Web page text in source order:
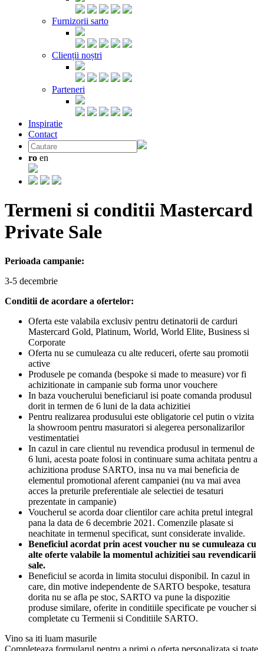
Furnizorii sarto
Clienții noștri
Parteneri
Inspiratie
Contact
ro en
Termeni si conditii Mastercard
Private Sale
Perioada campanie:
3-5 decembrie
Conditii de acordare a ofertelor:
Oferta este valabila exclusiv pentru detinatorii de carduri
Mastercard Gold, Platinum, World, World Elite, Business si
Corporate
Oferta nu se cumuleaza cu alte reduceri, oferte sau promotii
active
Produsele pe comanda (bespoke si made to measure) vor fi
achizitionate in campanie sub forma unor vouchere
In baza voucherului beneficiarul isi poate comanda produsul
dorit in termen de 6 luni de la data achizitiei
Pentru realizarea produsului este obligatorie cel putin o vizita
la showroom pentru masuratori si alegerea personalizarilor
vestimentatiei
In cazul in care clientul nu revendica produsul in termenul de
6 luni, acesta poate folosi in continuare suma achitata pentru a
achizitiona produse SARTO, insa nu va mai beneficia de
elementul promotional aferent campaniei (nu va mai avea
acces la preturile preferentiale ale selectiei de tesaturi
prezentate in campanie)
Voucherul se acorda doar clientilor care achita pretul integral
pana la data de 6 decembrie 2021. Comenzile plasate si
neachitate in termenul specificat, sunt considerate invalide.
Beneficiul acordat prin acest voucher nu se cumuleaza cu
alte oferte valabile la momentul achizitiei sau revendicarii
sale.
Beneficiul se acorda in limita stocului disponibil. In cazul in
care, din motive independente de SARTO bespoke, tesatura
dorita nu se afla pe stoc, SARTO va pune la dispozitie
produse similare, oferite in conditiile specificate pe voucher si
completate cu Termenii si Conditiile SARTO.
Vino sa iti luam masurile
Completeaza formularul pentru a primi o oferta personalizata si toate